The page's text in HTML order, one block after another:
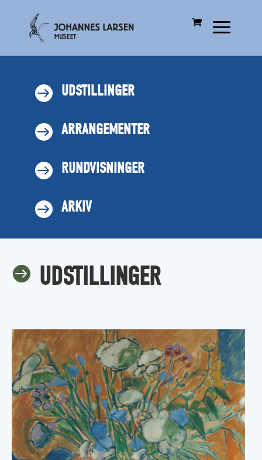
 UDSTILLINGER
 ARRANGEMENTER
 RUNDVISNINGER
 ARKIV
 UDSTILLINGER